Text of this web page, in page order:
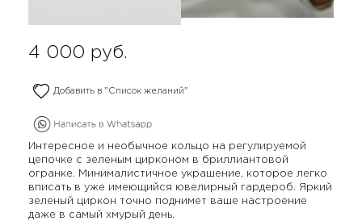
4 000 руб.
Добавить в "Список желаний"
Интересное и необычное кольцо на регулируемой
цепочке с зеленым цирконом в бриллиантовой
огранке. Минималистичное украшение, которое легко
вписать в уже имеющийся ювелирный гардероб. Яркий
зеленый циркон точно поднимет ваше настроение
даже в самый хмурый день.